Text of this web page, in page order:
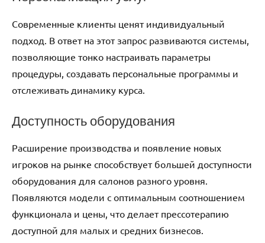
Современные клиенты ценят индивидуальный
подход. В ответ на этот запрос развиваются системы,
позволяющие тонко настраивать параметры
процедуры, создавать персональные программы и
отслеживать динамику курса.
Доступность оборудования
Расширение производства и появление новых
игроков на рынке способствует большей доступности
оборудования для салонов разного уровня.
Появляются модели с оптимальным соотношением
функционала и цены, что делает прессотерапию
доступной для малых и средних бизнесов.